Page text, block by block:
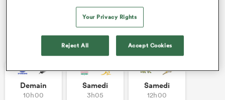
Autres rencontres
Demain
10h00
Samedi
3h05
Samedi
12h00
Your Privacy Rights
Reject All Accept Cookies